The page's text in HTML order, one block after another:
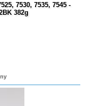
7530, 7535, 7545 -
382g